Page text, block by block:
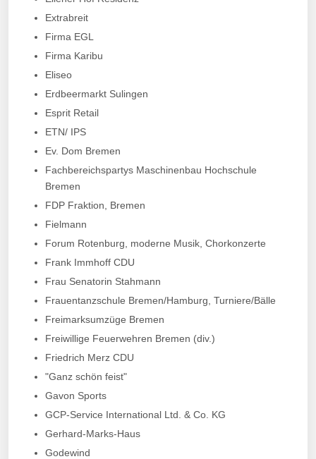
Extrabreit
Firma EGL
Firma Karibu
Eliseo
Erdbeermarkt Sulingen
Esprit Retail
ETN/ IPS
Ev. Dom Bremen
Fachbereichspartys Maschinenbau Hochschule
Bremen
FDP Fraktion, Bremen
Fielmann
Forum Rotenburg, moderne Musik, Chorkonzerte
Frank Immhoff CDU
Frau Senatorin Stahmann
Frauentanzschule Bremen/Hamburg, Turniere/Bälle
Freimarksumzüge Bremen
Freiwillige Feuerwehren Bremen (div.)
Friedrich Merz CDU
"Ganz schön feist"
Gavon Sports
GCP-Service International Ltd. & Co. KG
Gerhard-Marks-Haus
Godewind